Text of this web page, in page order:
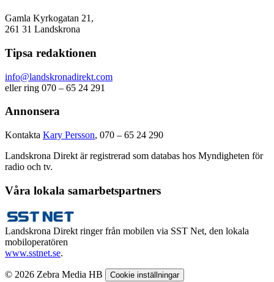
Gamla Kyrkogatan 21,
261 31 Landskrona
Tipsa redaktionen
info@landskronadirekt.com
eller ring 070 – 65 24 291
Annonsera
Kontakta Kary Persson, 070 – 65 24 290
Landskrona Direkt är registrerad som databas hos Myndigheten för
radio och tv.
Våra lokala samarbetspartners
Landskrona Direkt ringer från mobilen via SST Net, den lokala
mobiloperatören
www.sstnet.se.
© 2026 Zebra Media HB Cookie inställningar